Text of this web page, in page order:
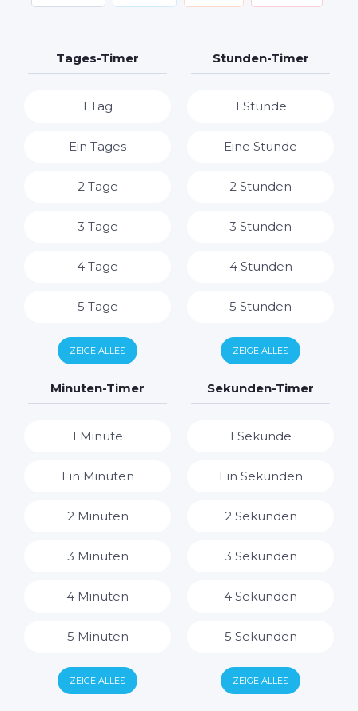
Tages-Timer
1 Tag
Ein Tages
2 Tage
3 Tage
4 Tage
5 Tage
6 Tage
7 Tage
ZEIGE ALLES
Stunden-Timer
1 Stunde
Eine Stunde
2 Stunden
3 Stunden
4 Stunden
5 Stunden
6 Stunden
7 Stunden
14 Stunden
ZEIGE ALLES
Minuten-Timer
1 Minute
Ein Minuten
2 Minuten
3 Minuten
4 Minuten
5 Minuten
6 Minuten
ZEIGE ALLES
Sekunden-Timer
1 Sekunde
Ein Sekunden
2 Sekunden
3 Sekunden
4 Sekunden
5 Sekunden
6 Sekunden
ZEIGE ALLES